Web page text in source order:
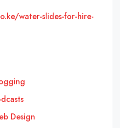
water-slides-for-hire-
Design